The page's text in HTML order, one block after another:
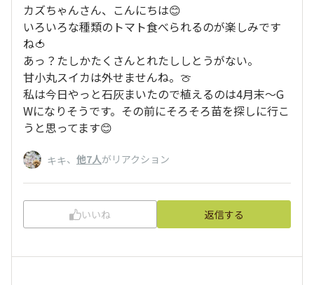
カズちゃんさん、こんにちは😊
いろいろな種類のトマト食べられるのが楽しみです
ね🍅
あっ？たしかたくさんとれたししとうがない。
甘小丸スイカは外せませんね。🍈
私は今日やっと石灰まいたので植えるのは4月末〜G
Wになりそうです。その前にそろそろ苗を探しに行こ
うと思ってます😊
キキ、 他7人がリアクション
いいね 返信する